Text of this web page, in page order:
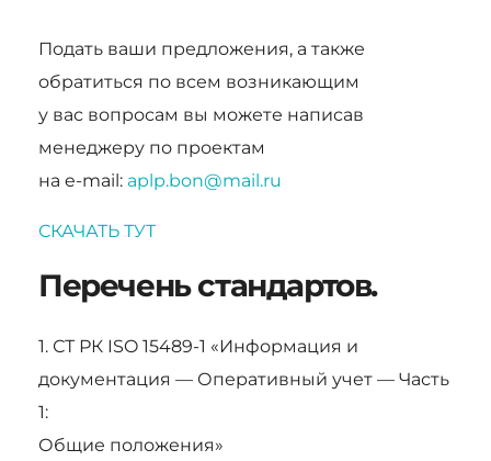
Подать ваши предложения, а также
обратиться по всем возникающим
у вас вопросам вы можете написав
менеджеру по проектам
на e-mail: aplp.bon@mail.ru
СКАЧАТЬ ТУТ
Перечень стандартов.
1. СТ РК ISO 15489-1 «Информация и
документация — Оперативный учет — Часть
1:
Общие положения»